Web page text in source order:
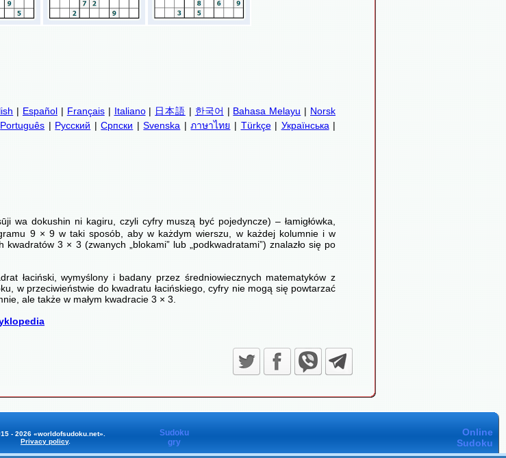
| Español | Français| Italiano| 日本語 | 한국어 | Bahasa Melayu | Norsk
Português | Русский |Српски |Svenska |ภาษาไทย | Türkçe| Українська |
wa dokushin ni kagiru, czyli cyfry muszą być pojedyncze) – łamigłówka,
9 × 9 w taki sposób, aby w każdym wierszu, w każdej kolumnie i w
3 × 3 (zwanych „blokami” lub „podkwadratami”) znalazło się po
łaciński, wymyślony i badany przez średniowiecznych matematyków z
w przeciwieństwie do kwadratu łacińskiego, cyfry nie mogą się powtarzać
ale także w małym kwadracie 3 × 3.
- 2026 «worldofsudoku.net».
Privacy policy.
Sudoku
gry
Online
Sudoku